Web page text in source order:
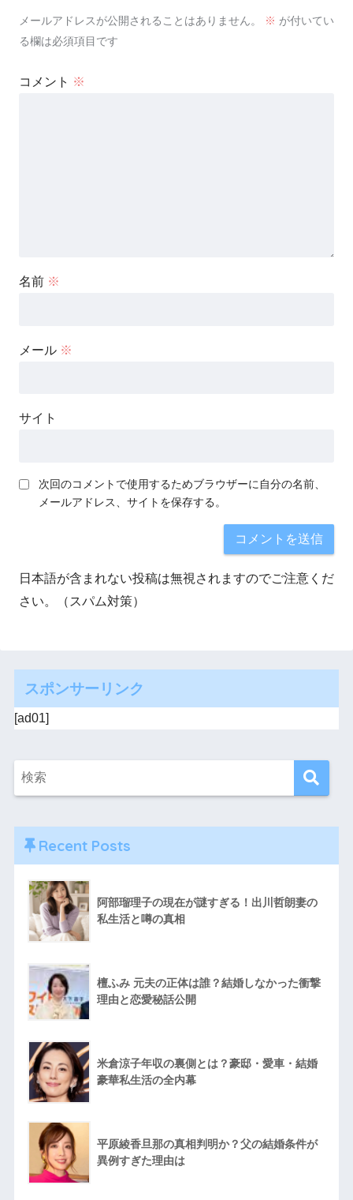
メールアドレスが公開されることはありません。 ※ が付いてい
る欄は必須項目です
コメント ※
名前 ※
メール ※
サイト
次回のコメントで使用するためブラウザーに自分の名前、
メールアドレス、サイトを保存する。
日本語が含まれない投稿は無視されますのでご注意くだ
さい。（スパム対策）
スポンサーリンク
[ad01]
Recent Posts
阿部瑠理子の現在が謎すぎる！出川哲朗妻の
私生活と噂の真相
檀ふみ 元夫の正体は誰？結婚しなかった衝撃
理由と恋愛秘話公開
米倉涼子年収の裏側とは？豪邸・愛車・結婚
豪華私生活の全内幕
平原綾香旦那の真相判明か？父の結婚条件が
異例すぎた理由は